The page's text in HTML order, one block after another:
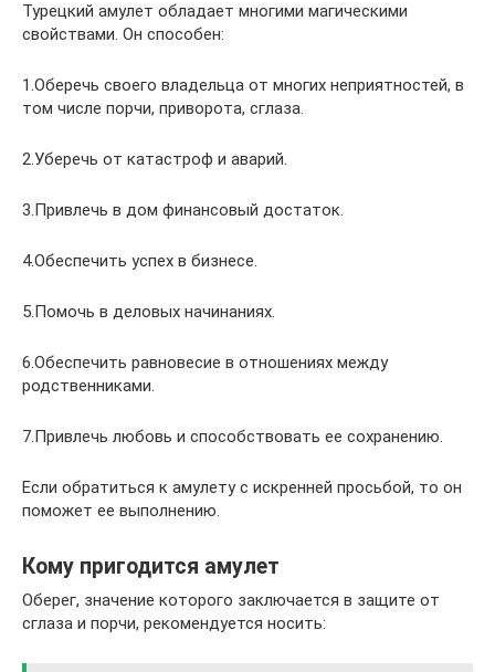
Турецкий амулет обладает многими магическими
свойствами. Он способен:
1.Оберечь своего владельца от многих неприятностей, в
том числе порчи, приворота, сглаза.
2.Уберечь от катастроф и аварий.
3.Привлечь в дом финансовый достаток.
4.Обеспечить успех в бизнесе.
5.Помочь в деловых начинаниях.
6.Обеспечить равновесие в отношениях между
родственниками.
7.Привлечь любовь и способствовать ее сохранению.
Если обратиться к амулету с искренней просьбой, то он
поможет ее выполнению.
Кому пригодится амулет
Оберег, значение которого заключается в защите от
сглаза и порчи, рекомендуется носить: